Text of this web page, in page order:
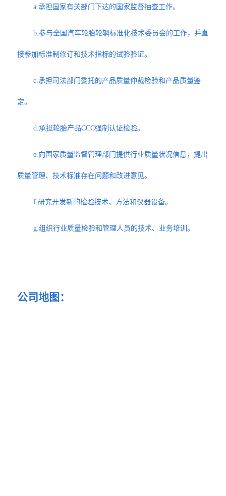
a.承担国家有关部门下达的国家监督抽查工作。
b.参与全国汽车轮胎轮辋标准化技术委员会的工作，并直
接参加标准制修订和技术指标的试验验证。
c.承担司法部门委托的产品质量仲裁检验和产品质量鉴
定。
d.承担轮胎产品CCC强制认证检验。
e.向国家质量监督管理部门提供行业质量状况信息，提出
质量管理、技术标准存在问题和改进意见。
f.研究开发新的检验技术、方法和仪器设备。
g.组织行业质量检验和管理人员的技术、业务培训。
公司地图：